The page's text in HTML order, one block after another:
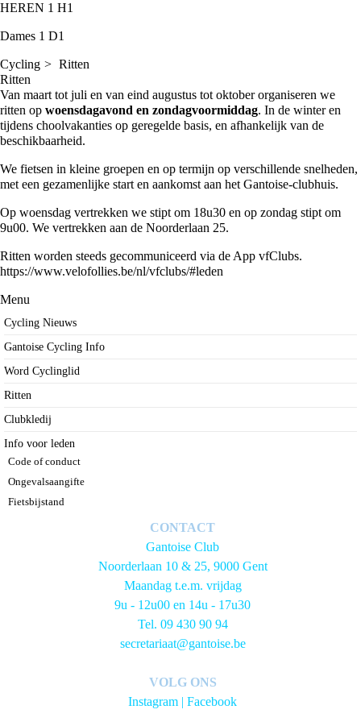
HEREN 1 H1
Dames 1 D1
Cycling
Ritten
Ritten
Van maart tot juli en van eind augustus tot oktober organiseren we
ritten op woensdagavond en zondagvoormiddag. In de winter en
tijdens choolvakanties op geregelde basis, en afhankelijk van de
beschikbaarheid.
We fietsen in kleine groepen en op termijn op verschillende snelheden,
met een gezamenlijke start en aankomst aan het Gantoise-clubhuis.
Op woensdag vertrekken we stipt om 18u30 en op zondag stipt om
9u00. We vertrekken aan de Noorderlaan 25.
Ritten worden steeds gecommuniceerd via de App vfClubs.
https://www.velofollies.be/nl/vfclubs/#leden
Menu
Cycling Nieuws
Gantoise Cycling Info
Word Cyclinglid
Ritten
Clubkledij
Info voor leden
Code of conduct
Ongevalsaangifte
Fietsbijstand
CONTACT
Gantoise Club
Noorderlaan 10 & 25, 9000 Gent
Maandag t.e.m. vrijdag
9u - 12u00 en 14u - 17u30
Tel. 09 430 90 94
secretariaat@gantoise.be
VOLG ONS
Instagram | Facebook